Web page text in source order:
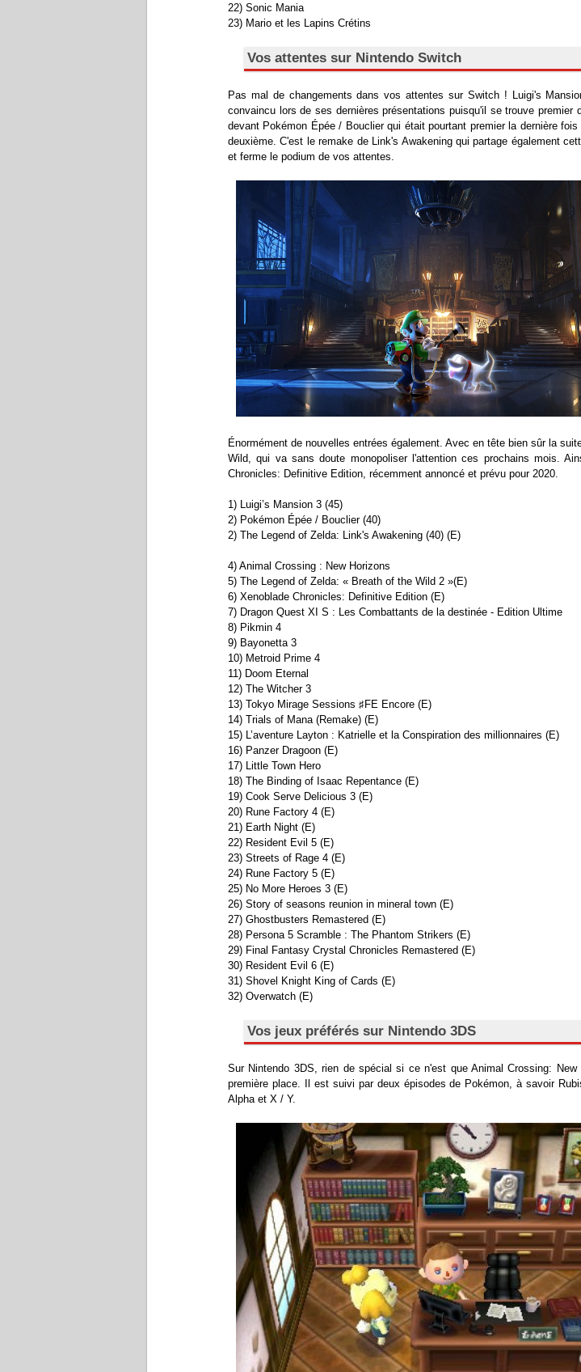
22) Sonic Mania
23) Mario et les Lapins Crétins
Vos attentes sur Nintendo Switch
Pas mal de changements dans vos attentes sur Switch ! Luigi's
convaincu lors de ses dernières présentations puisqu'il se trouve premier
devant Pokémon Épée / Bouclier qui était pourtant premier la dernière
deuxième. C'est le remake de Link's Awakening qui partage également
et ferme le podium de vos attentes.
Énormément de nouvelles entrées également. Avec en tête bien sûr la
Wild, qui va sans doute monopoliser l'attention ces prochains mois.
Chronicles: Definitive Edition, récemment annoncé et prévu pour 2020.
1) Luigi’s Mansion 3 (45)
2) Pokémon Épée / Bouclier (40)
2) The Legend of Zelda: Link's Awakening (40) (E)
4) Animal Crossing : New Horizons
5) The Legend of Zelda: « Breath of the Wild 2 »(E)
6) Xenoblade Chronicles: Definitive Edition (E)
7) Dragon Quest XI S : Les Combattants de la destinée - Edition Ultime
8) Pikmin 4
9) Bayonetta 3
10) Metroid Prime 4
11) Doom Eternal
12) The Witcher 3
13) Tokyo Mirage Sessions ♯FE Encore (E)
14) Trials of Mana (Remake) (E)
15) L’aventure Layton : Katrielle et la Conspiration des millionnaires (E)
16) Panzer Dragoon (E)
17) Little Town Hero
18) The Binding of Isaac Repentance (E)
19) Cook Serve Delicious 3 (E)
20) Rune Factory 4 (E)
21) Earth Night (E)
22) Resident Evil 5 (E)
23) Streets of Rage 4 (E)
24) Rune Factory 5 (E)
25) No More Heroes 3 (E)
26) Story of seasons reunion in mineral town (E)
27) Ghostbusters Remastered (E)
28) Persona 5 Scramble : The Phantom Strikers (E)
29) Final Fantasy Crystal Chronicles Remastered (E)
30) Resident Evil 6 (E)
31) Shovel Knight King of Cards (E)
32) Overwatch (E)
Vos jeux préférés sur Nintendo 3DS
Sur Nintendo 3DS, rien de spécial si ce n'est que Animal Crossing:
première place. Il est suivi par deux épisodes de Pokémon, à savoir
Alpha et X / Y.